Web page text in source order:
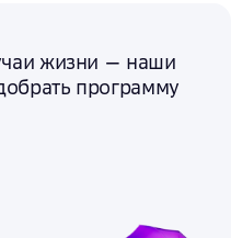
жизни — наши
программу